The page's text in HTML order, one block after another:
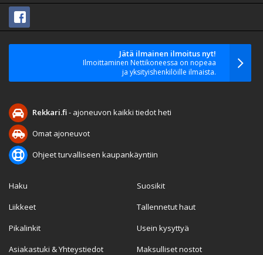
Jätä ilmainen ilmoitus nyt!
Ilmoittaminen Nettikoneessa on nopeaa
ja yksityishenkilöille ilmaista.
Rekkari.fi- ajoneuvon kaikki tiedot heti
Omat ajoneuvot
Ohjeet turvalliseen kaupankäyntiin
Haku
Liikkeet
Pikalinkit
Asiakastuki & Yhteystiedot
Suosikit
Tallennetut haut
Usein kysyttyä
Maksulliset nostot